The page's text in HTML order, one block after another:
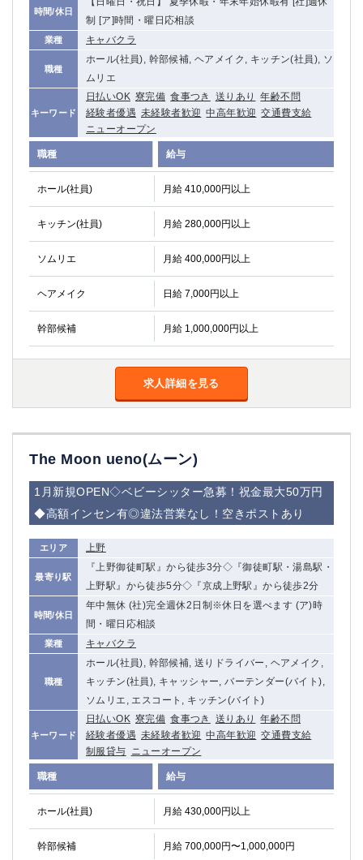
時間/休日
制 [ア]時間・曜日応相談
業種 キャバクラ
職種
ホール(社員), 幹部候補, ヘアメイク, キッチン(社員), ソ
ムリエ
キーワード
日払いOK 寮完備 食事つき 送りあり
年齢不問
経験者優遇 未経験者歓迎 中高年歓迎 交通費支給
ニューオープン
職種 給与
ホール(社員) 月給 410,000円以上
キッチン(社員) 月給 280,000円以上
ソムリエ 月給 400,000円以上
ヘアメイク 日給 7,000円以上
幹部候補 月給 1,000,000円以上
求人詳細を見る
The Moon ueno(ムーン)
1月新規OPEN◇ベビーシッター急募！祝金最大50万円
◆高額インセン有◎違法営業なし！空きポストあり
エリア 上野
最寄り駅
『上野御徒町駅』から徒歩3分◇『御徒町駅・湯島駅・
上野駅』から徒歩5分◇『京成上野駅』から徒歩2分
時間/休日
年中無休 (社)完全週休2日制※休日を選べます (ア)時
間・曜日応相談
業種 キャバクラ
職種
ホール(社員), 幹部候補, 送りドライバー, ヘアメイク,
キッチン(社員), キャッシャー, バーテンダー(バイト),
ソムリエ, エスコート, キッチン(バイト)
キーワード
日払いOK 寮完備 食事つき 送りあり
年齢不問
経験者優遇 未経験者歓迎 中高年歓迎 交通費支給
制服貸与 ニューオープン
職種 給与
ホール(社員) 月給 430,000円以上
幹部候補 月給 700,000円〜1,000,000円